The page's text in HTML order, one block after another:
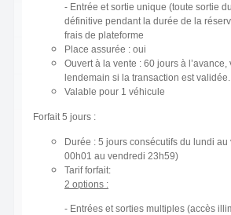
- Entrée et sortie unique (toute sortie
définitive pendant la durée de la
frais de plateforme
Place assurée : oui
Ouvert à la vente : 60 jours à
lendemain si la transaction est validée.
Valable pour 1 véhicule
Forfait 5 jours :
Durée : 5 jours consécutifs du lundi
00h01 au vendredi 23h59)
Tarif forfait:
2 options :
- Entrées et sorties multiples (accès